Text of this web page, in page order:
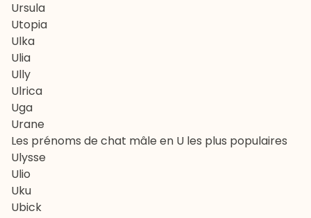
Ursula
Utopia
Ulka
Ulia
Ully
Ulrica
Uga
Urane
Les prénoms de chat mâle en U les plus populaires
Ulysse
Ulio
Uku
Ubick